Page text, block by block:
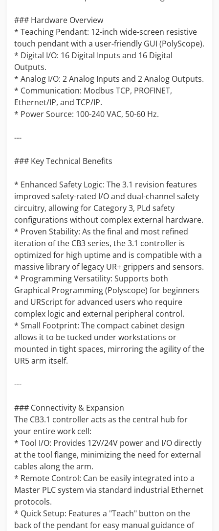
### Hardware Overview
* Teaching Pendant: 12-inch wide-screen resistive
touch pendant with a user-friendly GUI (PolyScope).
* Digital I/O: 16 Digital Inputs and 16 Digital
Outputs.
* Analog I/O: 2 Analog Inputs and 2 Analog Outputs.
* Communication: Modbus TCP, PROFINET,
Ethernet/IP, and TCP/IP.
* Power Source: 100-240 VAC, 50-60 Hz.
---
### Key Technical Benefits
* Enhanced Safety Logic: The 3.1 revision features
improved safety-rated I/O and dual-channel safety
circuitry, allowing for Category 3, PLd safety
configurations without complex external hardware.
* Proven Stability: As the final and most refined
iteration of the CB3 series, the 3.1 controller is
optimized for high uptime and is compatible with a
massive library of legacy UR+ grippers and sensors.
* Programming Versatility: Supports both
Graphical Programming (Polyscope) for beginners
and URScript for advanced users who require
complex logic and external peripheral control.
* Small Footprint: The compact cabinet design
allows it to be tucked under workstations or
mounted in tight spaces, mirroring the agility of the
UR5 arm itself.
---
### Connectivity & Expansion
The CB3.1 controller acts as the central hub for
your entire work cell:
* Tool I/O: Provides 12V/24V power and I/O directly
at the tool flange, minimizing the need for external
cables along the arm.
* Remote Control: Can be easily integrated into a
Master PLC system via standard industrial Ethernet
protocols.
* Quick Setup: Features a "Teach" button on the
back of the pendant for easy manual guidance of